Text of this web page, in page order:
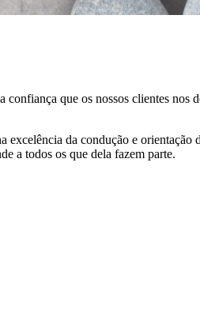
que os nossos clientes nos
excelência da condução e orientação
a todos os que dela fazem parte.